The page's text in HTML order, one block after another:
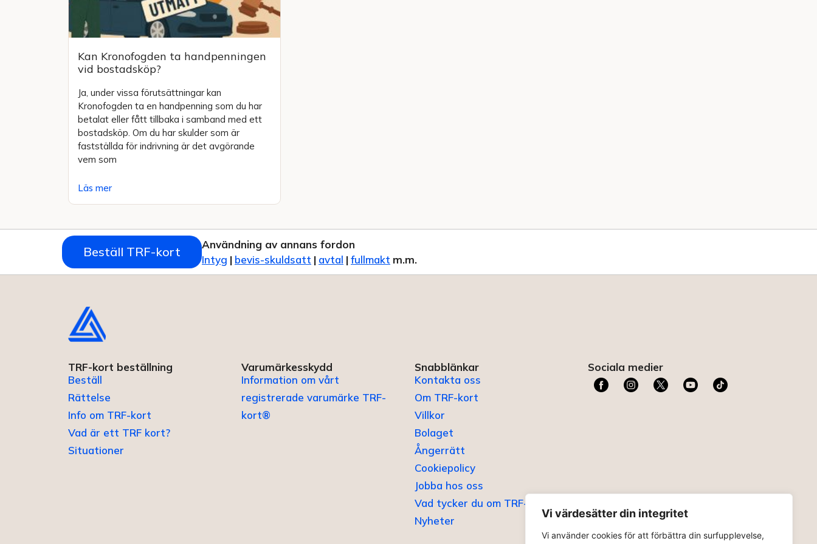
Vi värdesätter din integritet
Vi använder cookies för att förbättra din surfupplevelse,
Kan Kronofogden ta handpenningen
vid bostadsköp?
Ja, under vissa förutsättningar kan
Kronofogden ta en handpenning som du har
betalat eller fått tillbaka i samband med ett
bostadsköp. Om du har skulder som är
fastställda för indrivning är det avgörande
vem som
Läs mer
Beställ TRF-kort
Användning av annans fordon
Intyg | bevis-skuldsatt | avtal |fullmakt m.m.
TRF-kort beställning
Beställ
Rättelse
Info om TRF-kort
Vad är ett TRF kort?
Situationer
Varumärkesskydd
Information om vårt
registrerade varumärke TRF-
kort®
Snabblänkar
Kontakta oss
Om TRF-kort
Villkor
Bolaget
Ångerrätt
Cookiepolicy
Jobba hos oss
Vad tycker du om TRF-kort
Nyheter
Sociala medier